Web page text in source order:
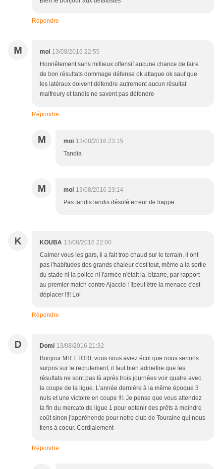
Répondre
M moi 13/08/2016 22:55
Honnêtement sans millieux offensif aucune chance de faire
de bon résultats dommage défense ok attaque ok sauf que
les latéraux doivent défendre autrement aucun résultat
malfreury et tandis ne savent pas défendre
Répondre
M moi 13/08/2016 23:15
Tandia
M moi 13/08/2016 23:14
Pas tandis tandis désolé erreur de frappe
K KOUBA 13/08/2016 22:00
Calmer vous les gars, il a fait trop chaud sur le terrain, il ont
pas l'habitudes des grands chaleur c'est tout, même a la sortie
du stade ni la police ni l'armée n'était la, bizarre, par rapport
au premier match contre Ajaccio ! !!peut être la menace c'est
déplacer !!!! Lol
Répondre
D Domi 13/08/2016 21:32
Bonjour MR ETORI, vous nous aviez écrit que nous serions
surpris sur le recrutement, il faut bien admettre que les
résultats ne sont pas là après trois journées voir quatre avec
la coupe de la ligue. L'année dernière à la même époque 3
nuls et une victoire en coupe !!!. Je pense que vous attendez
la fin du mercato de ligue 1 pour obtenir des prêts à moindre
coût sinon j'appréhende pour notre club de Touraine qui nous
tiens à coeur. Cordialement
Répondre